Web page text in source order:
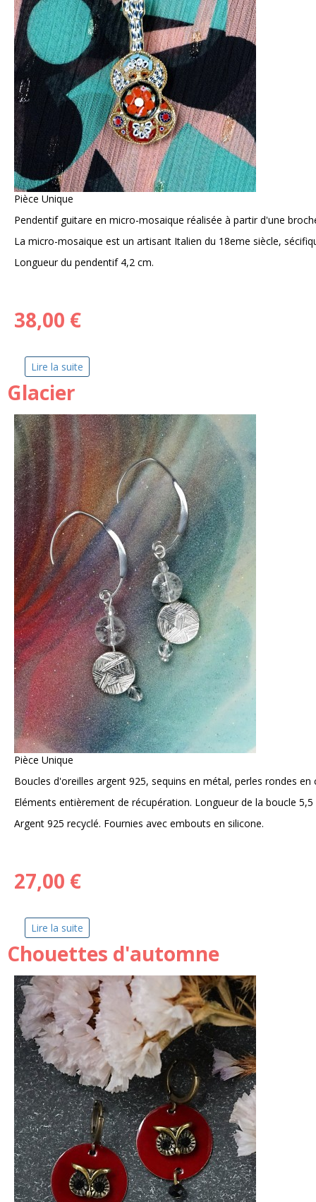
Pièce Unique
Pendentif guitare en micro-mosaique réalisée à partir d'une
La micro-mosaique est un artisant Italien du 18eme siècle,
Longueur du pendentif 4,2 cm.
38,00 €
Lire la suite
Glacier
Pièce Unique
Boucles d'oreilles argent 925, sequins en métal, perles rondes
Eléments entièrement de récupération. Longueur de la boucle
Argent 925 recyclé. Fournies avec embouts en silicone.
27,00 €
Lire la suite
Chouettes d'automne